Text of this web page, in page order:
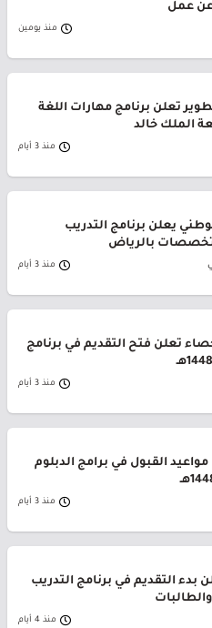
عن عمل
منذ يومين
تعلن برنامج مهارات اللغة
الملك خالد
منذ 3 أيام
يعلن برنامج التدريب
تخصصات بالرياض
منذ 3 أيام
تعلن فتح التقديم في برنامج
منذ 3 أيام
القبول في برامج الدبلوم
منذ 3 أيام
بدء التقديم في برنامج التدريب
منذ 4 أيام